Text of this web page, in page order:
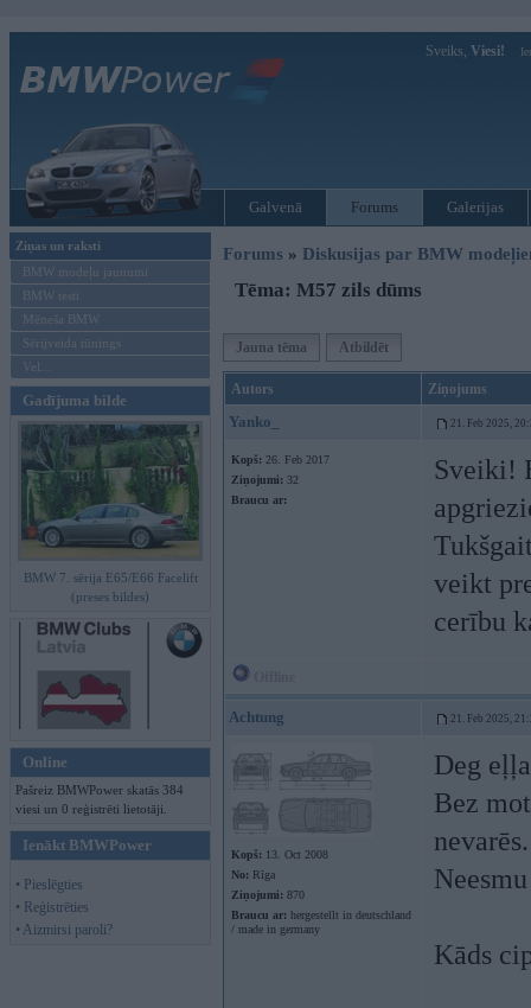
Sveiks, Viesi!
Galvenā Forums Galerijas
Ziņas un raksti
BMW modeļu jaunumi
BMW testi
Mēneša BMW
Sērijveida tūnings
Vel...
Gadījuma bilde
BMW 7. sērija E65/E66 Facelift
(preses bildes)
Online
Pašreiz BMWPower skatās 384
viesi un 0 reģistrēti lietotāji.
Ienākt BMWPower
• Pieslēgties
• Reģistrēties
• Aizmirsi paroli?
Forums » Diskusijas par BMW
Tēma: M57 zils dūms
Jauna tēma Atbildēt
Autors Ziņojums
Yanko_ 21. Feb 2025,
Kopš: 26. Feb 2017
Ziņojumi: 32
Braucu ar:
Sveiki!
veikt
cerību
Achtung 21. Feb 2025,
Kopš: 13. Oct 2008
No: Rīga
Ziņojumi: 870
Braucu ar: hergestellt in deutschland
/ made in germany
Deg
Bez
nevarēs.
Kāds